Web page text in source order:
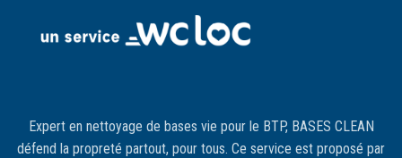
Expert en nettoyage de bases vie pour le BTP, BASES CLEAN
défend la propreté partout, pour tous. Ce service est proposé par